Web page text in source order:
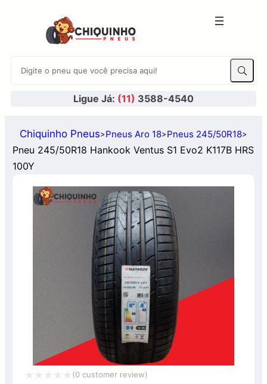
Ligue Já: (11) 3588-4540
Chiquinho Pneus>Pneus Aro 18>Pneus 245/50R18>
Pneu 245/50R18 Hankook Ventus S1 Evo2 K117B HRS
100Y
(0 customer review)